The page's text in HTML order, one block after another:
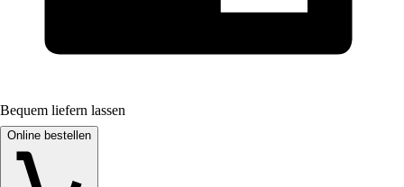
Bequem liefern lassen
Online bestellen